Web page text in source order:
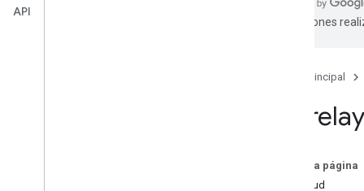
traducciones
Página principal
En esta página
Solicitud
API